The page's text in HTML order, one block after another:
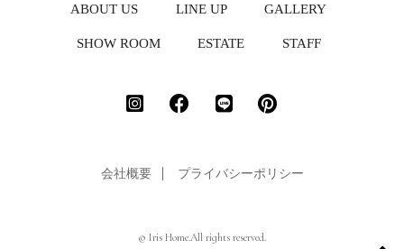
ABOUT US LINE UP GALLERY
SHOW ROOM ESTATE STAFF
会社概要 プライバシーポリシー
© Iris Home.All rights reserved.